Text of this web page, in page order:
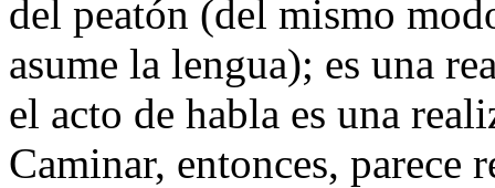
del peatón (del mismo
asume la lengua); es una
el acto de habla es una
Caminar, entonces, parece